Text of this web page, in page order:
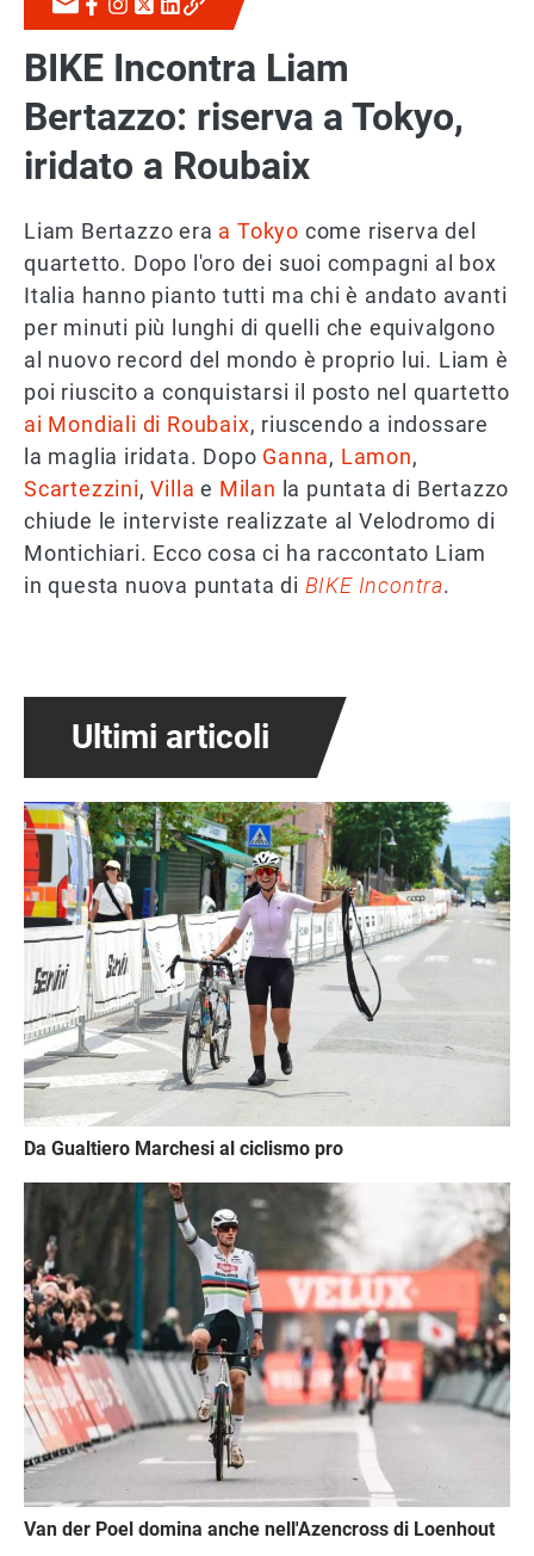
BIKE Incontra Liam
Bertazzo: riserva a Tokyo,
iridato a Roubaix
Liam Bertazzo era a Tokyo come riserva del
quartetto. Dopo l'oro dei suoi compagni al box
Italia hanno pianto tutti ma chi è andato avanti
per minuti più lunghi di quelli che equivalgono
al nuovo record del mondo è proprio lui. Liam è
poi riuscito a conquistarsi il posto nel quartetto
ai Mondiali di Roubaix, riuscendo a indossare
la maglia iridata. Dopo Ganna, Lamon,
Scartezzini,Villa e Milan la puntata di Bertazzo
chiude le interviste realizzate al Velodromo di
Montichiari. Ecco cosa ci ha raccontato Liam
in questa nuova puntata di BIKE Incontra.
Ultimi articoli
Immagine
Da Gualtiero Marchesi al ciclismo pro
Van der Poel domina anche nell'Azencross di Loenhout